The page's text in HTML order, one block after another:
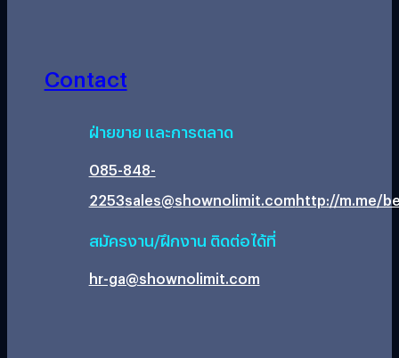
Contact
ฝ่ายขาย และการตลาด
085-848-
2253sales@shownolimit.comhttp://m.me/
สมัครงาน/ฝึกงาน ติดต่อได้ที่
hr-ga@shownolimit.com